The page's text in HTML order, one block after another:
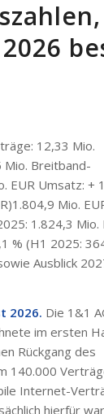
12,33 Mio.
Mio. Breitband-
EUR Umsatz: +
Mio.
1.824,3 Mio.
% (H1 2025:
Ausblick
2026. Die 1&1
im ersten
Rückgang des
140.000
Internet-
hierfür